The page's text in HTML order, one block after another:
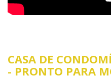
CASA DE
- PRONTO PARA